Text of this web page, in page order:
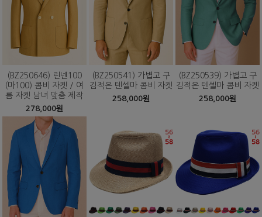
(BZ250646) 린넨100
(마100) 콤비 자켓 / 여
름 자켓 남녀 맞춤 제작
278,000원
(BZ250541) 가볍고 구
김적은 텐셀마 콤비 자켓
258,000원
(BZ250539) 가볍고 구
김적은 텐셀마 콤비 자켓
258,000원